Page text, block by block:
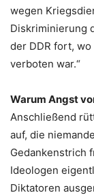
wegen
Diskriminierung
der DDR fort,
verboten war.“
Warum Angst
Anschließend
auf, die
Gedankenstrich
Ideologen
Diktatoren